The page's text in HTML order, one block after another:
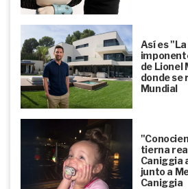
Así es
de Lionel
donde
Mundial
tierna
Caniggia
junto a
Caniggia